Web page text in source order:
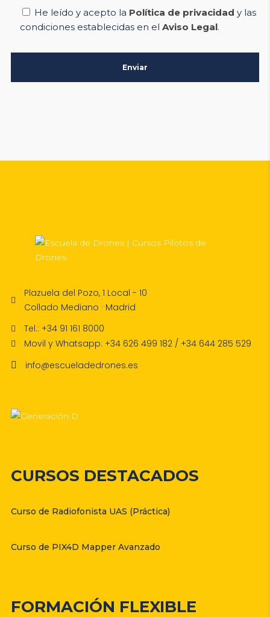
He leído y acepto la Política de privacidad y las
condiciones establecidas en el Aviso Legal.
Plazuela del Pozo, 1 Local - 10
Collado Mediano · Madrid
Tel.: +34 91 161 8000
Movil y Whatsapp: +34 626 499 182 / +34 644 285 529
info@escueladedrones.es
CURSOS DESTACADOS
Curso de Radiofonista UAS (Práctica)
Curso de PIX4D Mapper Avanzado
FORMACIÓN FLEXIBLE